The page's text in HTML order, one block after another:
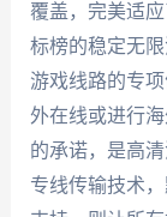
覆盖，完美适
标榜的稳定无
游戏线路的专
外在线或进行
的承诺，是高
专线传输技术